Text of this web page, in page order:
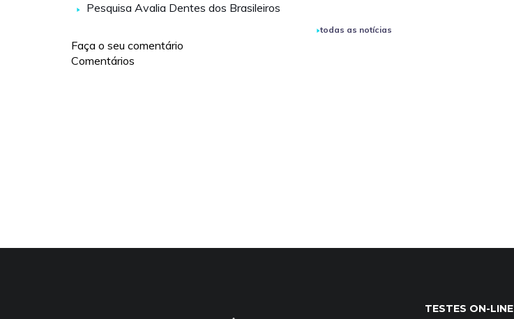
Pesquisa Avalia Dentes dos Brasileiros
todas as notícias
Faça o seu comentário
Comentários
TESTES ON-LINE